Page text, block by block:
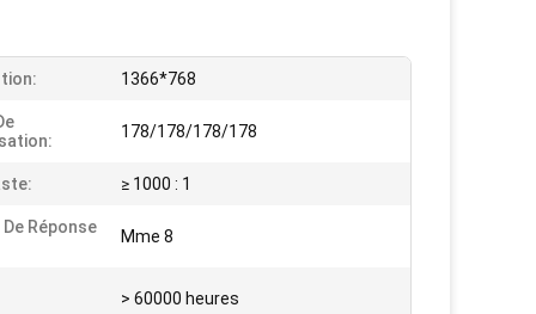
1366*768
178/178/178/178
≥ 1000 : 1
Réponse Mme 8
> 60000 heures